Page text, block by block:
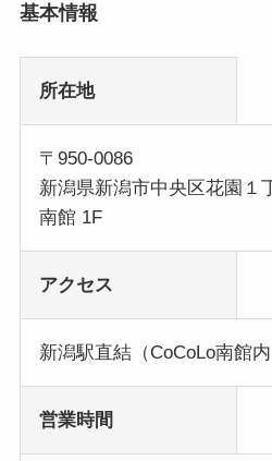
基本情報
所在地
〒950-0086
新潟県新潟市中央区花園１
南館 1F
アクセス
新潟駅直結（CoCoLo南館内
営業時間